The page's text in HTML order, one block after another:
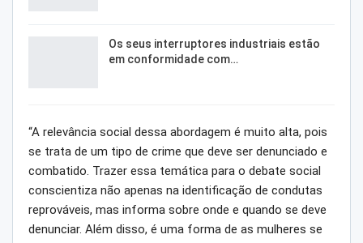
Os seus interruptores industriais estão
em conformidade com…
“A relevância social dessa abordagem é muito alta, pois
se trata de um tipo de crime que deve ser denunciado e
combatido. Trazer essa temática para o debate social
conscientiza não apenas na identificação de condutas
reprováveis, mas informa sobre onde e quando se deve
denunciar. Além disso, é uma forma de as mulheres se